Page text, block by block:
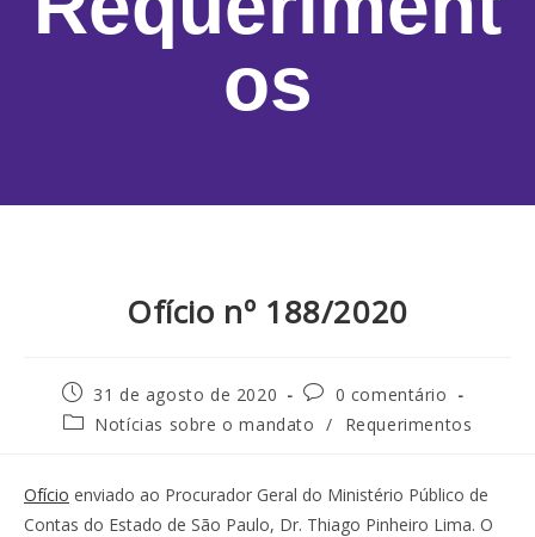
os
Ofício nº 188/2020
31 de agosto de 2020
0 comentário
Notícias sobre o mandato / Requerimentos
Ofício enviado ao Procurador Geral do Ministério Público de
Contas do Estado de São Paulo, Dr. Thiago Pinheiro Lima. O